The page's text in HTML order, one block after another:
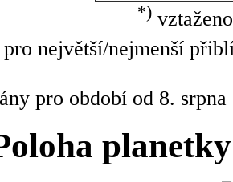
*)
největší/nejmenší
pro období od 8.